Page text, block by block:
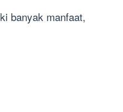
banyak manfaat,